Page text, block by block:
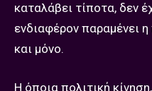
καταλάβει τίποτα, δεν
ενδιαφέρον παραμένει
και μόνο.
Η όποια πολιτική